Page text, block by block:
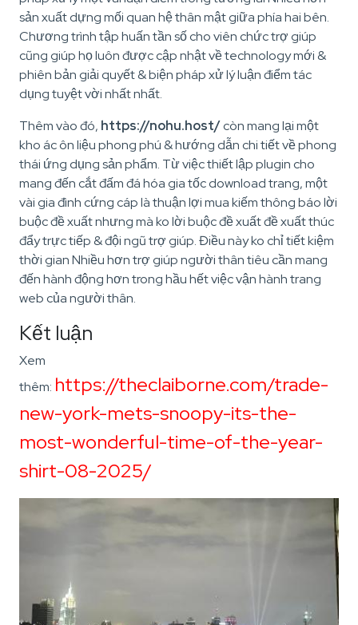
sản xuất dựng mối quan hệ thân mật giữa phía hai bên.
Chương trình tập huấn tần số cho viên chức trợ giúp
cũng giúp họ luôn được cập nhật về technology mới &
phiên bản giải quyết & biện pháp xử lý luận điểm tác
dụng tuyệt vời nhất nhất.
Thêm vào đó, https://nohu.host/còn mang lại một
kho ác ôn liệu phong phú & hướng dẫn chi tiết về phong
thái ứng dụng sản phẩm. Từ việc thiết lập plugin cho
mang đến cắt đấm đá hóa gia tốc download trang, một
vài gia đình cứng cáp là thuận lợi mua kiếm thông báo lời
buộc đề xuất nhưng mà ko lời buộc đề xuất đề xuất thúc
đẩy trực tiếp & đội ngũ trợ giúp. Điều này ko chỉ tiết kiệm
thời gian Nhiều hơn trợ giúp người thân tiêu cần mang
đến hành động hơn trong hầu hết việc vận hành trang
web của người thân.
Kết luận
Xem
thêm: https://theclaiborne.com/trade-
new-york-mets-snoopy-its-the-
most-wonderful-time-of-the-year-
shirt-08-2025/